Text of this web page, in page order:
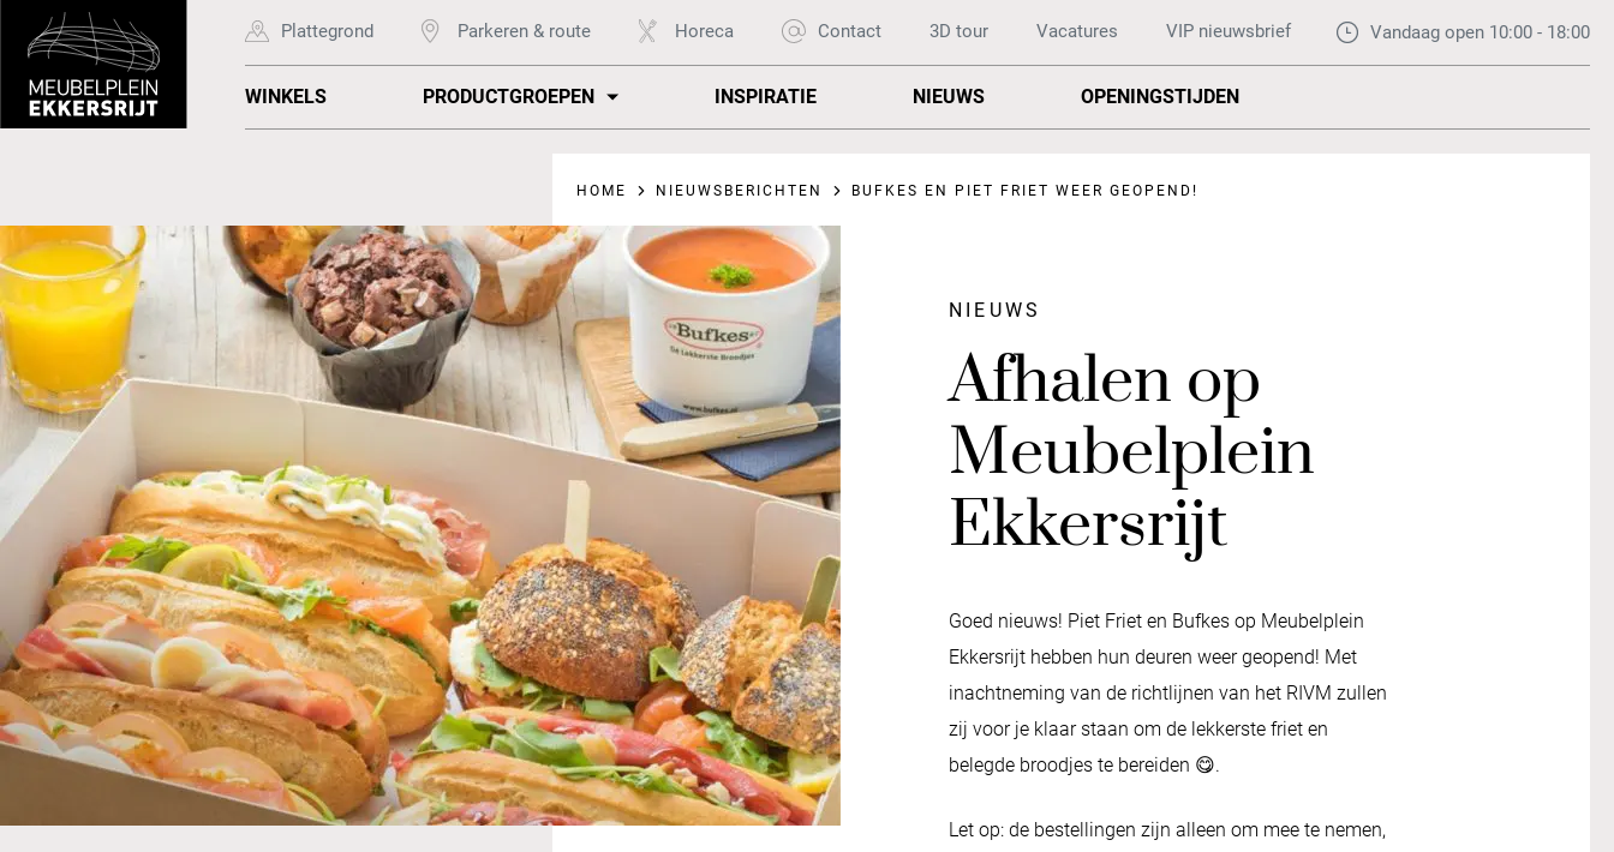
Plattegrond Parkeren & route Horeca Contact 3D tour Vacatures VIP nieuwsbrief Vandaag open 10:00 - 18:00
WINKELS PRODUCTGROEPEN INSPIRATIE NIEUWS OPENINGSTIJDEN
HOME NIEUWSBERICHTEN BUFKES EN PIET FRIET WEER GEOPEND!
NIEUWS
Afhalen op
Meubelplein
Ekkersrijt
Goed nieuws! Piet Friet en Bufkes op Meubelplein
Ekkersrijt hebben hun deuren weer geopend! Met
inachtneming van de richtlijnen van het RIVM zullen
zij voor je klaar staan om de lekkerste friet en
belegde broodjes te bereiden 😋.
Let op: de bestellingen zijn alleen om mee te nemen,